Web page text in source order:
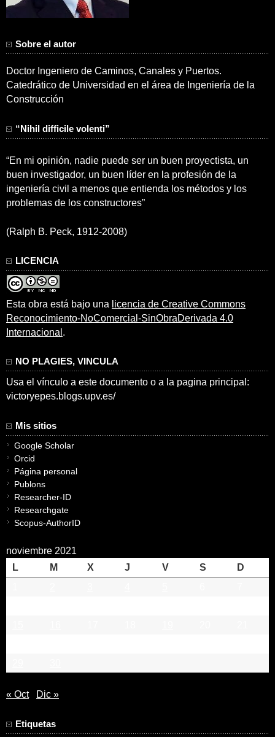
Sobre el autor
Doctor Ingeniero de Caminos, Canales y Puertos.
Catedrático de Universidad en el área de Ingeniería de la
Construcción
“Nihil difficile volenti”
“En mi opinión, nadie puede ser un buen proyectista, un
buen investigador, un buen líder en la profesión de la
ingeniería civil a menos que entienda los métodos y los
problemas de los constructores”
(Ralph B. Peck, 1912-2008)
LICENCIA
Esta obra está bajo una licencia de Creative Commons
Reconocimiento-NoComercial-SinObraDerivada 4.0
Internacional .
NO PLAGIES, VINCULA
Usa el vínculo a este documento o a la pagina principal:
victoryepes.blogs.upv.es/
Mis sitios
Google Scholar
Orcid
Página personal
Publons
Researcher-ID
Researchgate
Scopus-AuthorID
noviembre 2021
L
M X J V S
D
« Oct Dic »
Etiquetas